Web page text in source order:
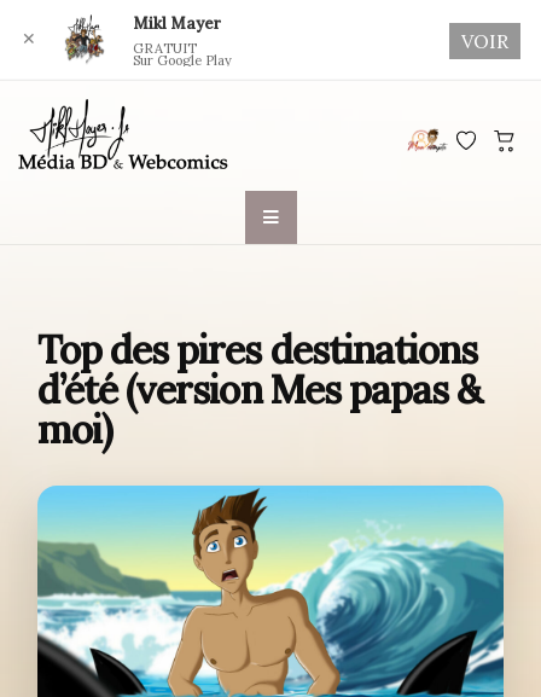
Top des pires destinations
d’été (version Mes papas &
moi)
✕
Mikl Mayer
GRATUIT
Sur Google Play
VOIR